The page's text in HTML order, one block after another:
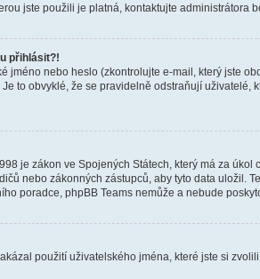
jste použili je platná, kontaktujte administrátora
přihlásit?!
jméno nebo heslo (zkontrolujte e-mail, který jste
to obvyklé, že se pravidelně odstraňují
je zákon ve Spojených Státech, který má za
nebo zákonných zástupců, aby tyto data uložil.
poradce, phpBB Teams nemůže a nebude
použití uživatelského jména, které jste si